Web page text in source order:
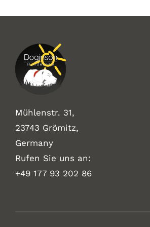
Mühlenstr. 31,
23743 Grömitz,
Germany
Rufen Sie uns an:
+49 177 93 202 86